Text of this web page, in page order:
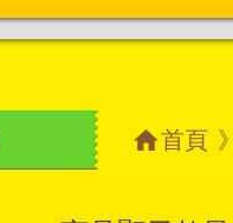
首頁